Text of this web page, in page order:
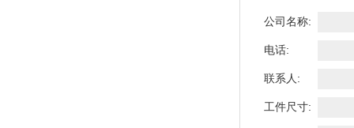
公司名称:
电话:
联系人:
工件尺寸: